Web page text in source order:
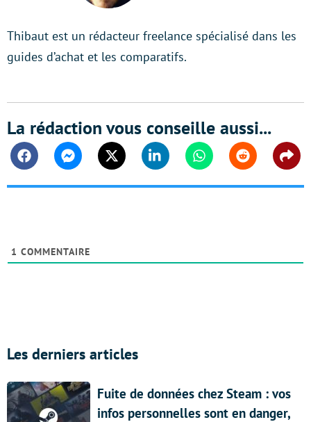
Thibaut est un rédacteur freelance spécialisé dans les
guides d’achat et les comparatifs.
La rédaction vous conseille aussi...
FacebookMessengerTwitter Linkedin WhatsappReddit
1 COMMENTAIRE
Les derniers articles
Fuite de données chez Steam : vos
infos personnelles sont en danger,